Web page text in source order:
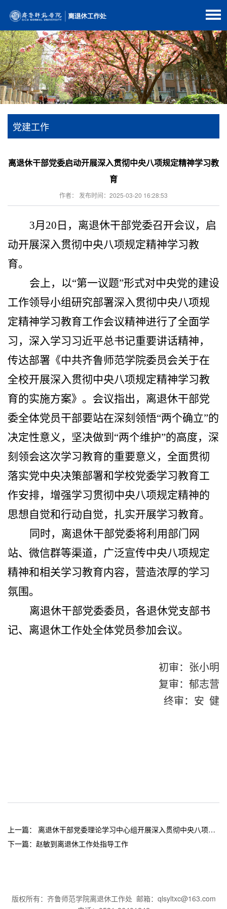
党建工作
离退休干部党委启动开展深入贯彻中央八项规定精神学习教
育
作者： 发布时间：2025-03-20 16:28:53
3月20日，离退休干部党委召开会议，启
动开展深入贯彻中央八项规定精神学习教
育。
会上，以“第一议题”形式对中央党的建设
工作领导小组研究部署深入贯彻中央八项规
定精神学习教育工作会议精神进行了全面学
习，深入学习习近平总书记重要讲话精神，
传达部署《中共齐鲁师范学院委员会关于在
全校开展深入贯彻中央八项规定精神学习教
育的实施方案》。会议指出，离退休干部党
委全体党员干部要站在深刻领悟“两个确立”的
决定性意义，坚决做到“两个维护”的高度，深
刻领会这次学习教育的重要意义，全面贯彻
落实党中央决策部署和学校党委学习教育工
作安排，增强学习贯彻中央八项规定精神的
思想自觉和行动自觉，扎实开展学习教育。
同时，离退休干部党委将利用部门网
站、微信群等渠道，广泛宣传中央八项规定
精神和相关学习教育内容，营造浓厚的学习
氛围。
离退休干部党委委员，各退休党支部书
记、离退休工作处全体党员参加会议。
初审：张小明
复审：郁志营
终审：安 健
上一篇： 离退休干部党委理论学习中心组开展深入贯彻中央八项规定精神学习教育专题学习
下一篇： 赵敏到离退休工作处指导工作
版权所有：齐鲁师范学院离退休工作处 邮箱：qlsyltxc@163.com